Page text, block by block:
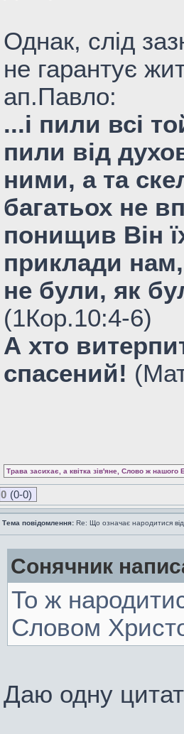
Однак, слід
не гарантує
ап.Павло:
...і пили всі
пили від
ними, а та
багатьох не
понищив Він
приклади
не були, як
(1Кор.10:4-6)
А хто
спасений!
Трава засихає, а квітка зів'яне, Слово ж нашого
0 (0-0)
Тема повідомлення: Re: Що означає народитися
Сонячник
То ж
Словом
Даю одну